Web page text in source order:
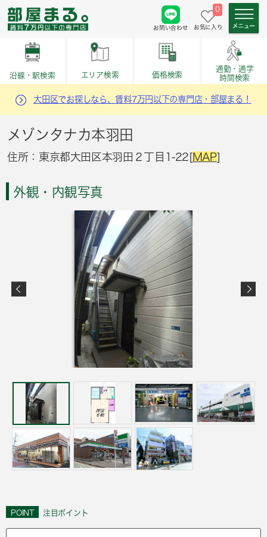
お問い合わせ
0
お気に入り
沿線・駅検索 エリア検索 価格検索
通勤・通学
時間検索
大田区でお探しなら、賃料7万円以下の専門店・部屋まる！
メゾンタナカ本羽田
住所：東京都大田区本羽田２丁目1-22[MAP]
外観・内観写真
POINT 注目ポイント